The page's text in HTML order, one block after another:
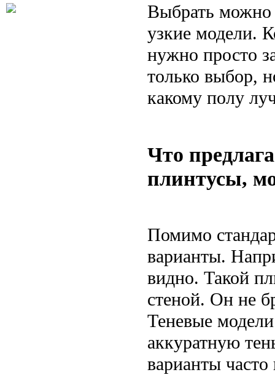
Выбрать можно
узкие модели.
нужно просто
только выбор,
какому полу
Что
плинтусы,
Помимо
варианты.
видно. Такой
стеной. Он не
Теневые
аккуратную
варианты